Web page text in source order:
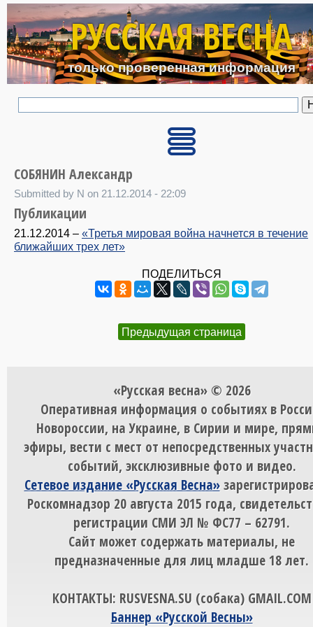
Перейти к основному
РУССКАЯ ВЕСНА
только проверенная информация
СОБЯНИН Александр
Submitted by N on 21.12.2014 - 22:09
Публикации
21.12.2014 – «Третья мировая война начнется в течение
ближайших трех лет»
ПОДЕЛИТЬСЯ
Предыдущая страница
«Русская весна» © 2026
Оперативная информация о событиях в
Новороссии, на Украине, в Сирии и мире,
эфиры, вести с мест от непосредственных
событий, эксклюзивные фото и видео.
Сетевое издание «Русская Весна»
Роскомнадзор 20 августа 2015 года,
регистрации СМИ ЭЛ № ФС77 – 62791.
Сайт может содержать материалы, не
предназначенные для лиц младше 18 лет.
КОНТАКТЫ: RUSVESNA.SU (собака) GMAIL.COM
Баннер «Русской Весны»